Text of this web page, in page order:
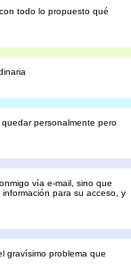
todo lo propuesto qué
personalmente pero
vía e-mail, sino que
para su acceso, y
gravísimo problema que